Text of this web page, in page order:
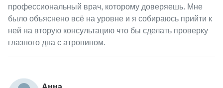
профессиональный врач, которому доверяешь. Мне
было объяснено всё на уровне и я собираюсь прийти к
ней на вторую консультацию что бы сделать проверку
глазного дна с атропином.